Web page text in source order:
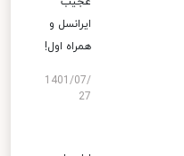
ایرانسل و
همراه اول!
1401/07/
27